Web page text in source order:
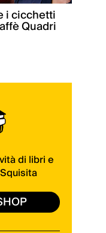
i cicchetti
Quadri
di libri e